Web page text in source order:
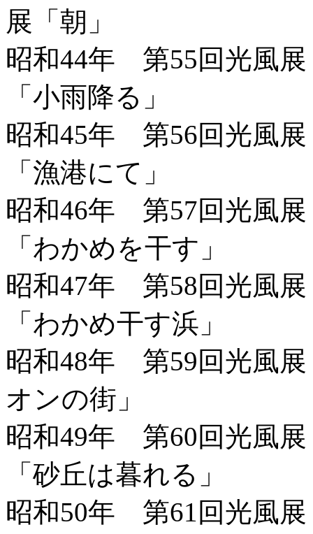
展「朝」
昭和44年 第55回光風展
「小雨降る」
昭和45年 第56回光風展
「漁港にて」
昭和46年 第57回光風展
「わかめを干す」
昭和47年 第58回光風展
「わかめ干す浜」
昭和48年 第59回光風展
オンの街」
昭和49年 第60回光風展
「砂丘は暮れる」
昭和50年 第61回光風